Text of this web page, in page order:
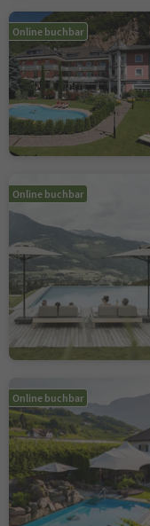
Online buchbar
Online buchbar
Online buchbar